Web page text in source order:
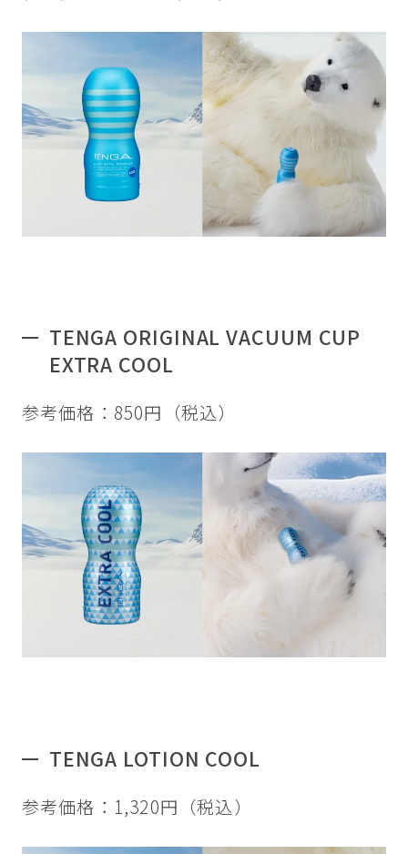
TENGA ORIGINAL VACUUM CUP
EXTRA COOL
参考価格：850円（税込）
TENGA LOTION COOL
参考価格：1,320円（税込）